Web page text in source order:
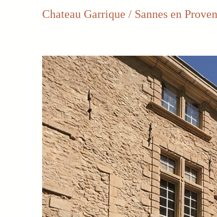
Chateau Garrique / Sannes en